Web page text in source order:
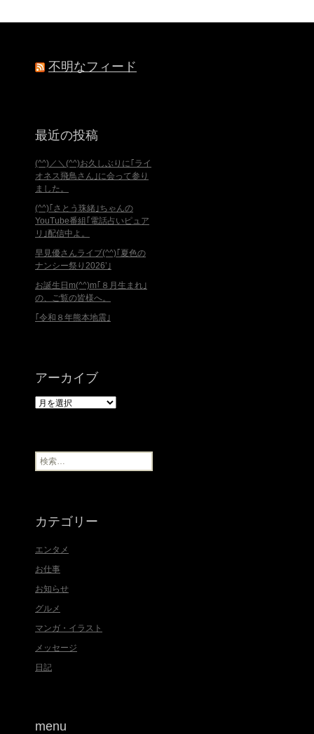
不明なフィード
最近の投稿
(^^)／＼(^^)お久しぶりに｢ライ
オネス飛鳥さん｣に会って参り
ました。
(^^)｢さとう珠緒｣ちゃんの
YouTube番組｢電話占いピュア
リ｣配信中よ。
早見優さんライブ(^^)｢夏色の
ナンシー祭り2026’｣
お誕生日m(^^)m｢８月生まれ｣
の、ご覧の皆様へ。
｢令和８年熊本地震｣
アーカイブ
ア
ブ
検
索
カテゴリー
エンタメ
お仕事
お知らせ
グルメ
マンガ・イラスト
メッセージ
日記
menu